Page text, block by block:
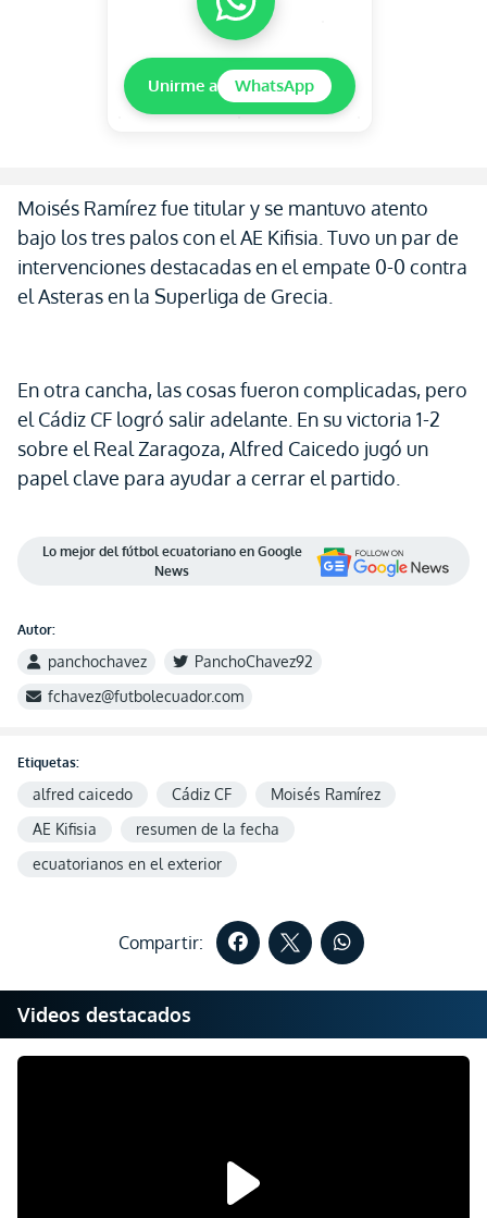
Unirme a WhatsApp
Moisés Ramírez fue titular y se mantuvo atento
bajo los tres palos con el AE Kifisia. Tuvo un par de
intervenciones destacadas en el empate 0-0 contra
el Asteras en la Superliga de Grecia.
En otra cancha, las cosas fueron complicadas, pero
el Cádiz CF logró salir adelante. En su victoria 1-2
sobre el Real Zaragoza, Alfred Caicedo jugó un
papel clave para ayudar a cerrar el partido.
Lo mejor del fútbol ecuatoriano en Google
News
Autor:
panchochavez
PanchoChavez92
fchavez@futbolecuador.com
Etiquetas:
alfred caicedo Cádiz CF
Moisés Ramírez
AE Kifisia
resumen de la fecha
ecuatorianos en el exterior
Compartir:
Videos destacados